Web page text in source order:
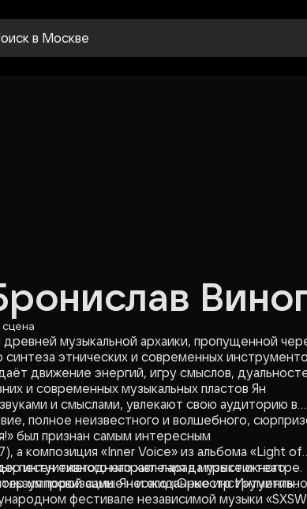
в Москве
сцена​
музыкальной архаики, пропущенной
этнических и современных
движение энергий, игру смыслов,
и современных музыкальных пластов Ян
и смыслами, увлекают свою аудиторию в
полное неизвестного и волшебного,
интуитивного направления в музыке и театре.
импровизации. Ян и его «Оркестр
фестивале независимой музыки
был признан самым интересным
а композиция «Inner Voice» из альбома «Light of
песен ежегодного хит-парада престижного
порой самые неожиданные инструменты.